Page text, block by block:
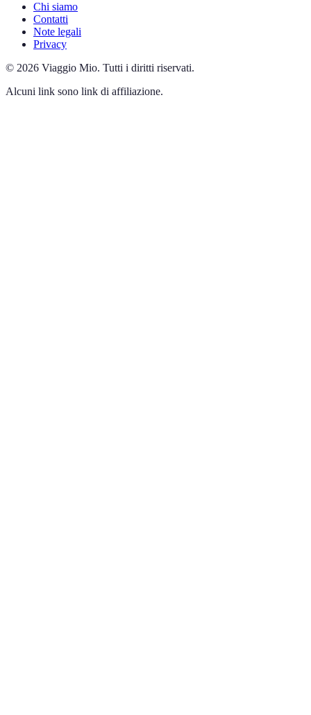
Chi siamo
Contatti
Note legali
Privacy
© 2026 Viaggio Mio. Tutti i diritti riservati.
Alcuni link sono link di affiliazione.